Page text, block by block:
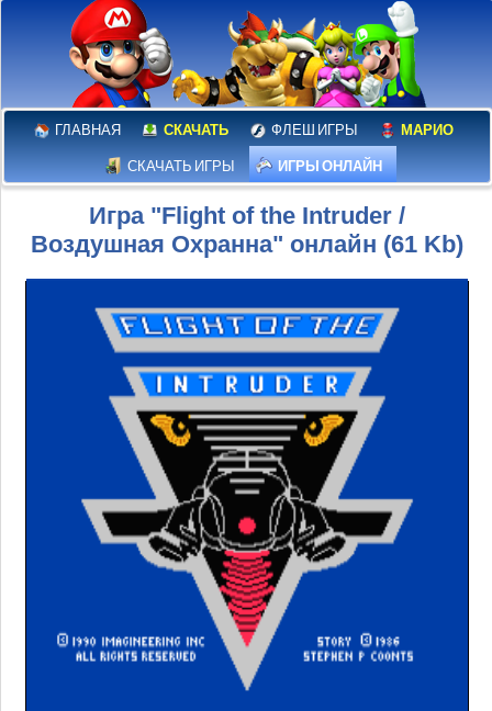
ГЛАВНАЯ СКАЧАТЬ ФЛЕШ ИГРЫ МАРИО
СКАЧАТЬ ИГРЫ ИГРЫ ОНЛАЙН
Игра "Flight of the Intruder /
Воздушная Охранна" онлайн (61 Kb)